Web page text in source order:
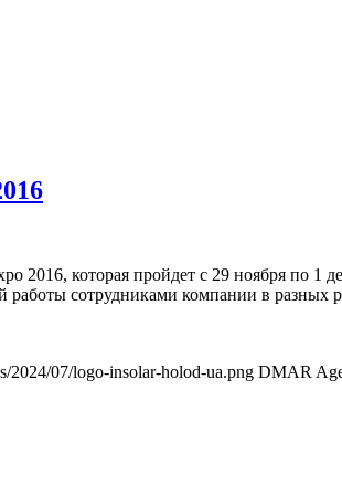
которая пройдет с 29 ноября по 1
сотрудниками компании в разных
2024/07/logo-insolar-holod-ua.png DMAR